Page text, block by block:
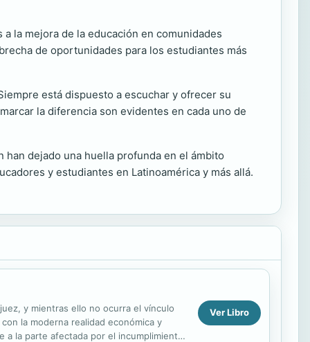
la mejora de la educación en comunidades
de oportunidades para los estudiantes más
está dispuesto a escuchar y ofrecer su
la diferencia son evidentes en cada uno de
dejado una huella profunda en el ámbito
y estudiantes en Latinoamérica y más allá.
y mientras ello no ocurra el vínculo
la moderna realidad económica y
a la parte afectada por el incumplimiento
Ver Libro